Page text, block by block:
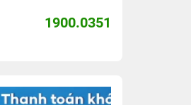
1900.0351